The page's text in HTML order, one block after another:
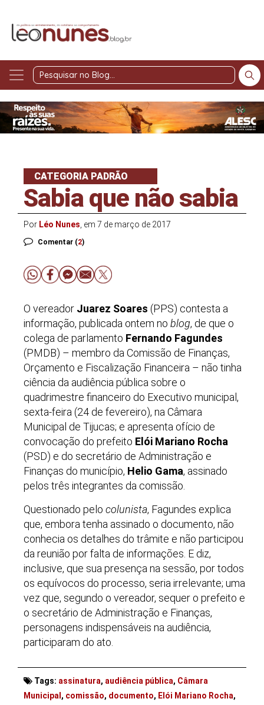
Pesquisar
Blog
CATEGORIA PADRÃO
Sabia que não sabia
Por Léo Nunes , em 7 de março de 2017
Comentar (2)
O vereador Juarez Soares (PPS) contesta a
informação, publicada ontem no blog, de que o
colega de parlamento Fernando Fagundes
(PMDB) – membro da Comissão de Finanças,
Orçamento e Fiscalização Financeira – não tinha
ciência da audiência pública sobre o
quadrimestre financeiro do Executivo municipal,
sexta-feira (24 de fevereiro), na Câmara
Municipal de Tijucas; e apresenta ofício de
convocação do prefeito Elói Mariano Rocha
(PSD) e do secretário de Administração e
Finanças do município, Helio Gama, assinado
pelos três integrantes da comissão.
Questionado pelo colunista, Fagundes explica
que, embora tenha assinado o documento, não
conhecia os detalhes do trâmite e não participou
da reunião por falta de informações. E diz,
inclusive, que sua presença na sessão, por todos
os equívocos do processo, seria irrelevante; uma
vez que, segundo o vereador, sequer o prefeito e
o secretário de Administração e Finanças,
personagens indispensáveis na audiência,
participaram do ato.
Tags: assinatura, audiência pública, Câmara
Municipal , comissão, documento, Elói Mariano Rocha,